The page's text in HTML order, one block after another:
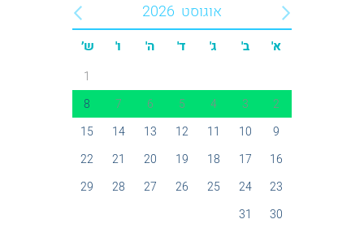
אוגוסט 2026
א' ב' ג' ד' ה' ו' ש׳
1
2
3
4
5
6
7
8
9
10
11
12
13
14
15
16
17
18
19
20
21
22
23
24
25
26
27
28
29
30
31